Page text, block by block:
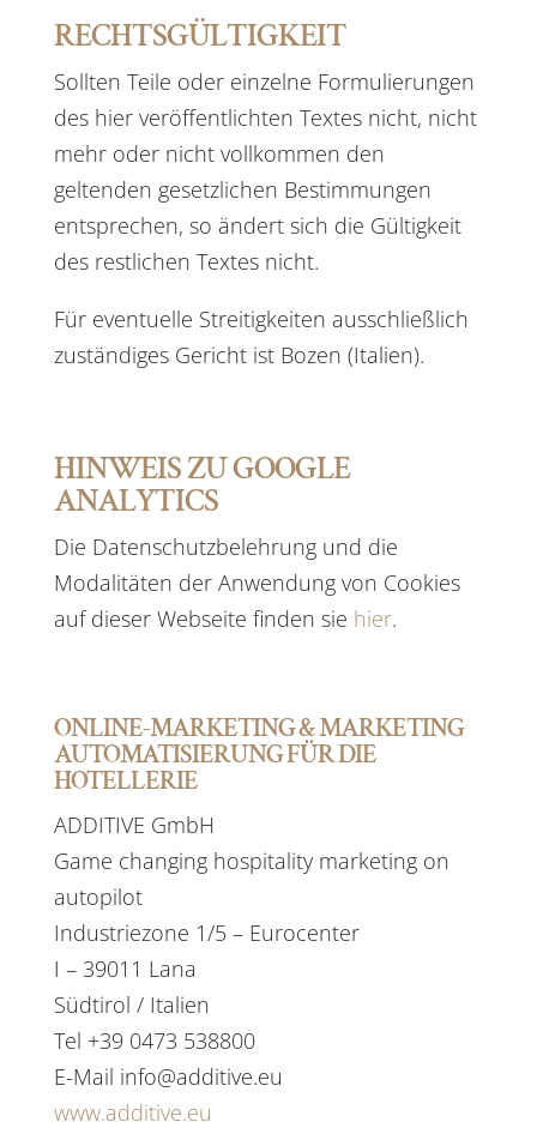
RECHTSGÜLTIGKEIT
Sollten Teile oder einzelne Formulierungen
des hier veröffentlichten Textes nicht, nicht
mehr oder nicht vollkommen den
geltenden gesetzlichen Bestimmungen
entsprechen, so ändert sich die Gültigkeit
des restlichen Textes nicht.
Für eventuelle Streitigkeiten ausschließlich
zuständiges Gericht ist Bozen (Italien).
HINWEIS ZU GOOGLE
ANALYTICS
Die Datenschutzbelehrung und die
Modalitäten der Anwendung von Cookies
auf dieser Webseite finden sie hier.
ONLINE-MARKETING & MARKETING
AUTOMATISIERUNG FÜR DIE
HOTELLERIE
ADDITIVE GmbH
Game changing hospitality marketing on
autopilot
Industriezone 1/5 – Eurocenter
I – 39011 Lana
Südtirol / Italien
Tel +39 0473 538800
E-Mail info@additive.eu
www.additive.eu